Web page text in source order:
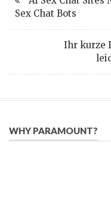
Sex Chat Bots
Ihr kurze
WHY PARAMOUNT?